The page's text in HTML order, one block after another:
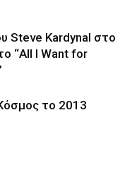
Steve Kardynal στο
“All I Want for
το 2013